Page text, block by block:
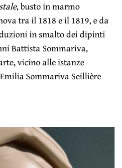
, busto in marmo
tra il 1818 e il 1819, e da
in smalto dei dipinti
Battista Sommariva,
vicino alle istanze
Sommariva Seillière